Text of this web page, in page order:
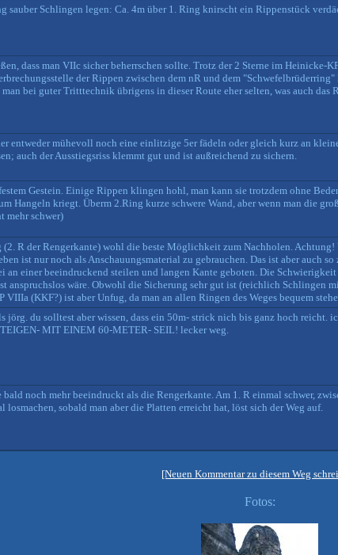
sauber Schlingen legen: Ca. 4m über 1. Ring knirscht ein Rippenstück
dass man VIIc sicher beherrschen sollte. Trotz der 2 Sterne im Heinicke-
der Rippen zwischen dem nR und dem
bei guter Tritttechnik übrigens in dieser Route eher selten, was auch das
entweder mühevoll noch eine einlitzige 5er fädeln oder gleich kurz an
auch der Ausstiegsriss klemmt gut und ist außreichend zu sichern.
Gestein. Einige Rippen klingen hohl, man kann sie trotzdem ohne
Hangeln kriegt. Überm 2.Ring kurze schwere Wand, aber wenn man die
mehr schwer)
R der Rengerkante) wohl die beste Möglichkeit zum Nachholen. Achtung!
ist nur noch als Anschauungsmaterial zu gebrauchen. Das ist aber auch
an einer beeindruckend steilen und langen Kante geboten. Die
anspruchslos wäre. Obwohl die Sicherung sehr gut ist (reichlich Schlingen
(KKF?) ist aber Unfug, da man an allen Ringen des Weges bequem
jörg. du solltest aber wissen, dass ein 50m- strick nich bis ganz hoch reicht.
MIT EINEM 60-METER- SEIL! lecker weg.
noch mehr beeindruckt als die Rengerkante. Am 1. R einmal schwer,
losmachen, sobald man aber die Platten erreicht hat, löst sich der Weg auf.
[Neuen Kommentar zu diesem Weg
Fotos: